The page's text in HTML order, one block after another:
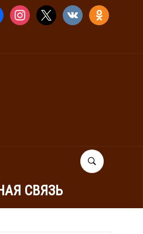
INSTAGRAM
X VKONTAKTE
СВЯЗЬ